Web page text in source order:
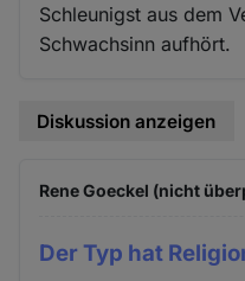
Schleunigst aus dem
Schwachsinn aufhört.
Diskussion anzeigen
Rene Goeckel (nicht
Der Typ hat